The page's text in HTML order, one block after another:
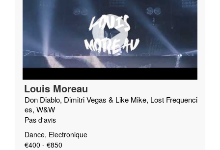
Louis Moreau
Don Diablo, Dimitri Vegas & Like Mike, Lost Frequenci
es, W&W
Pas d'avis
Dance, Electronique
€400 - €850